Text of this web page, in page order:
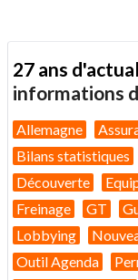
27 ans
informations
Allemagne
Bilans statistiques
Découverte
Freinage
GT
Lobbying
Outil Agenda